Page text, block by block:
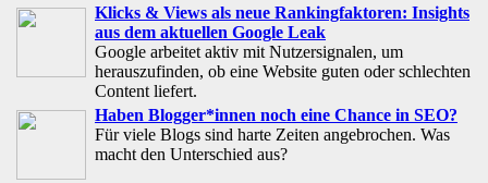
Klicks & Views als neue Rankingfaktoren: Insights
aus dem aktuellen Google Leak
Google arbeitet aktiv mit Nutzersignalen, um
herauszufinden, ob eine Website guten oder schlechten
Content liefert.
Haben Blogger*innen noch eine Chance in SEO?
Für viele Blogs sind harte Zeiten angebrochen. Was
macht den Unterschied aus?